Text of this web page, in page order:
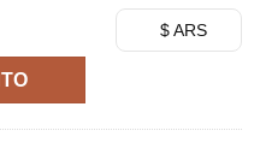
$ ARS
Battle Record Collection